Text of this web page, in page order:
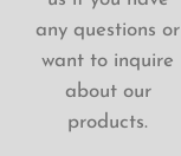
any questions or
want to inquire
about our
products.